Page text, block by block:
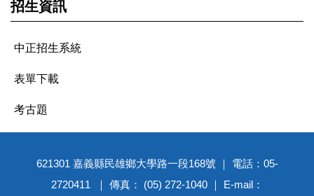
招生資訊
中正招生系統
表單下載
考古題
621301 嘉義縣民雄鄉大學路一段168號 ｜ 電話：05-
2720411 ｜ 傳真： (05) 272-1040 ｜ E-mail：